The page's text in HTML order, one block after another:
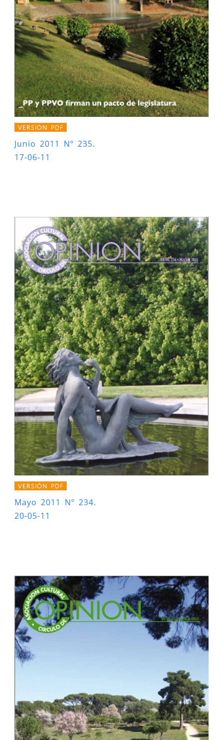
VERSIÓN PDF
Junio 2011 Nº 235.
17-06-11
VERSIÓN PDF
Mayo 2011 Nº 234.
20-05-11